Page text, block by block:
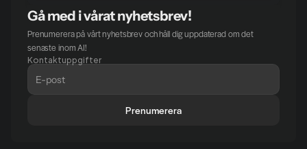
Gå med i vårat nyhetsbrev!
Prenumerera på vårt nyhetsbrev och håll dig uppdaterad om det
senaste inom AI!
Kontaktuppgifter
Prenumerera